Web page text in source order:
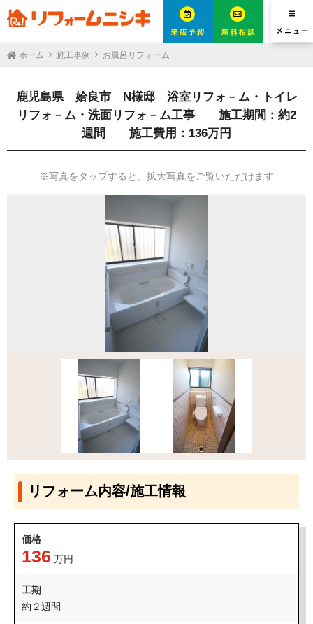
ホーム 施工事例 お風呂リフォーム
鹿児島県 姶良市 N様邸 浴室リフォ－ム・トイレ
リフォ－ム・洗面リフォ－ム工事 施工期間：約2
週間 施工費用：136万円
※写真をタップすると、拡大写真をご覧いただけます
リフォーム内容/施工情報
価格
136 万円
工期
約２週間